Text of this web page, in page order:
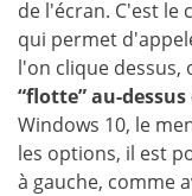
de l'écran. C'est le
qui permet
l'on clique
“flotte” au-
Windows 10, le
les options, il est
à gauche, comme